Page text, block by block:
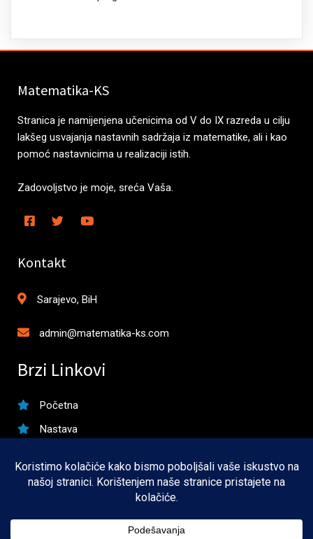
Matematika-KS
Stranica je namijenjena učenicima od V do IX razreda u cilju
lakšeg usvajanja nastavnih sadržaja iz matematike, ali i kao
pomoć nastavnicima u realizaciji istih.
Zadovoljstvo je moje, sreća Vaša.
Kontakt
Sarajevo, BiH
admin@matematika-ks.com
Brzi Linkovi
Početna
Nastava
Takmičenja